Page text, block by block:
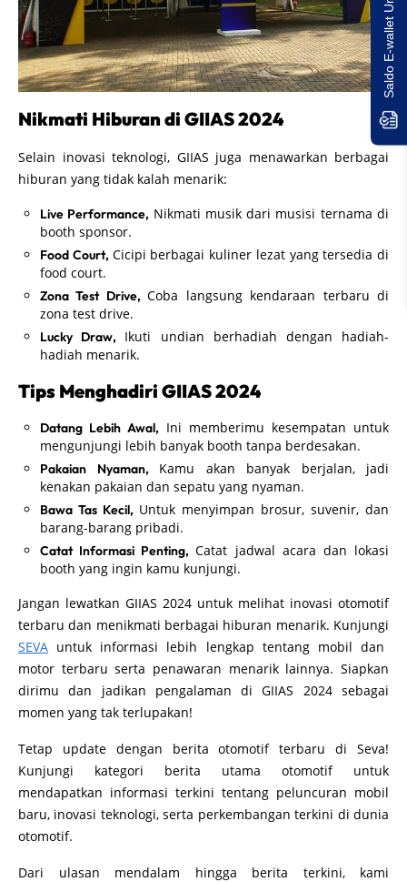
Nikmati Hiburan di GIIAS 2024
Selain inovasi teknologi, GIIAS juga menawarkan berbagai
hiburan yang tidak kalah menarik:
Live Performance, Nikmati musik dari musisi ternama di
booth sponsor.
Food Court, Cicipi berbagai kuliner lezat yang tersedia di
food court.
Zona Test Drive,Coba langsung kendaraan terbaru di
zona test drive.
Lucky Draw, Ikuti undian berhadiah dengan hadiah-
hadiah menarik.
Tips Menghadiri GIIAS 2024
Datang Lebih Awal, Ini memberimu kesempatan untuk
mengunjungi lebih banyak booth tanpa berdesakan.
Pakaian Nyaman, Kamu akan banyak berjalan, jadi
kenakan pakaian dan sepatu yang nyaman.
Bawa Tas Kecil, Untuk menyimpan brosur, suvenir, dan
barang-barang pribadi.
Catat Informasi Penting,Catat jadwal acara dan lokasi
booth yang ingin kamu kunjungi.
Jangan lewatkan GIIAS 2024 untuk melihat inovasi otomotif
terbaru dan menikmati berbagai hiburan menarik. Kunjungi
SEVA untuk informasi lebih lengkap tentang mobil dan
motor terbaru serta penawaran menarik lainnya. Siapkan
dirimu dan jadikan pengalaman di GIIAS 2024 sebagai
momen yang tak terlupakan!
Tetap update dengan berita otomotif terbaru di Seva!
Kunjungi kategori berita utama otomotif untuk
mendapatkan informasi terkini tentang peluncuran mobil
baru, inovasi teknologi, serta perkembangan terkini di dunia
otomotif.
Dari ulasan mendalam hingga berita terkini, kami